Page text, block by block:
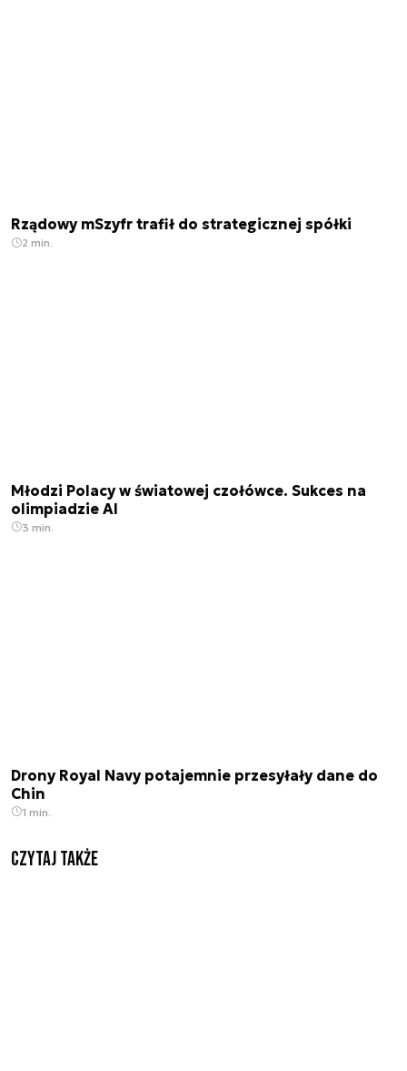
Rządowy mSzyfr trafił do strategicznej spółki
2 min.
Młodzi Polacy w światowej czołówce. Sukces na
olimpiadzie AI
3 min.
Drony Royal Navy potajemnie przesyłały dane do
Chin
1 min.
Czytaj także